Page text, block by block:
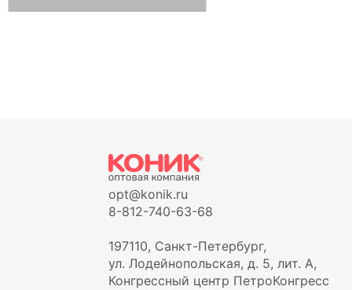
opt@konik.ru
8-812-740-63-68
197110, Санкт-Петербург,
ул. Лодейнопольская, д. 5, лит. А,
Конгрессный центр ПетроКонгресс